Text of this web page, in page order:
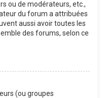
ou de modérateurs, etc.,
du forum a attribuées
aussi avoir toutes les
des forums, selon ce
(ou groupes